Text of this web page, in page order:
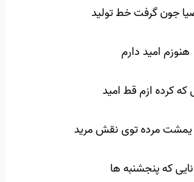
جون گرفت خط تولید
هنوزم امید دارم
که کرده ازم قط امید
یمشت مرده توی نقش مرید
که پنجشنبه ها